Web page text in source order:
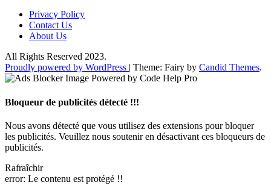
Privacy Policy
Contact Us
About Us
All Rights Reserved 2023.
Proudly powered by WordPress | Theme: Fairy by Candid Themes.
Bloqueur de publicités détecté !!!
Nous avons détecté que vous utilisez des extensions pour bloquer
les publicités. Veuillez nous soutenir en désactivant ces bloqueurs de
publicités.
Rafraîchir
error: Le contenu est protégé !!